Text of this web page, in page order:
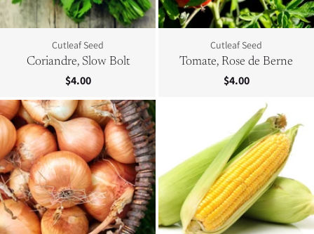
Cutleaf Seed
Coriandre, Slow Bolt
$4.00
Cutleaf Seed
Tomate, Rose de Berne
$4.00